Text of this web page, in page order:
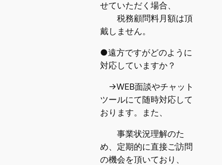
せていただく場合、
税務顧問料月額は頂
戴しません。
●遠方ですがどのように
対応していますか？
→WEB面談やチャット
ツールにて随時対応して
おります。また、
事業状況理解のた
め、定期的に直接ご訪問
の機会を頂いており、